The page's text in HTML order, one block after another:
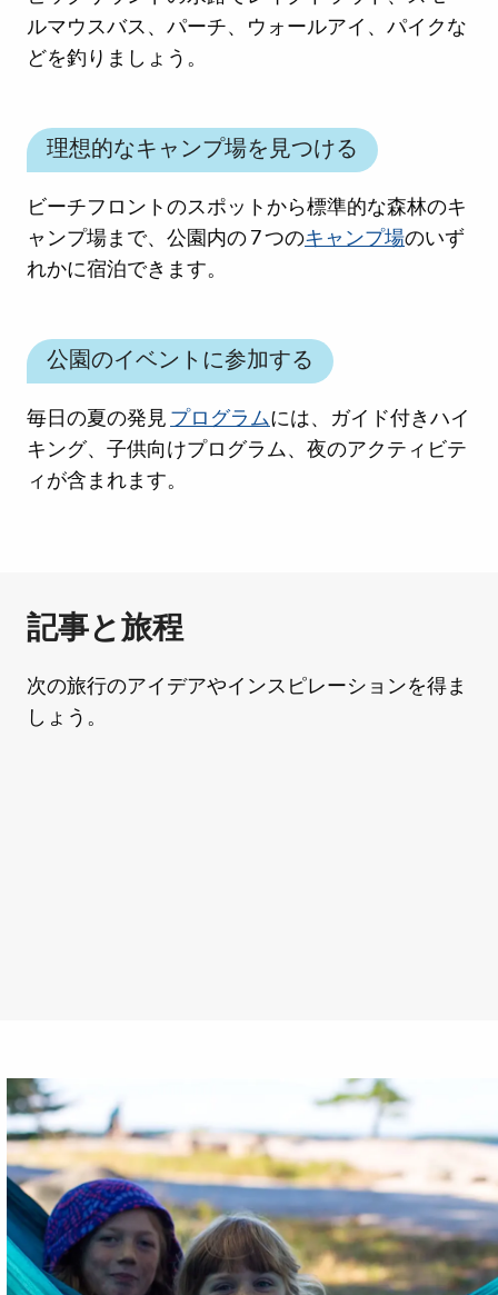
ルマウスバス、パーチ、ウォールアイ、パイクな
どを釣りましょう。
理想的なキャンプ場を見つける
ビーチフロントのスポットから標準的な森林のキ
ャンプ場まで、公園内の 7 つのキャンプ場のいず
れかに宿泊できます。
公園のイベントに参加する
毎日の夏の発見 プログラムには、ガイド付きハイ
キング、子供向けプログラム、夜のアクティビテ
ィが含まれます。
記事と旅程
次の旅行のアイデアやインスピレーションを得ま
しょう。